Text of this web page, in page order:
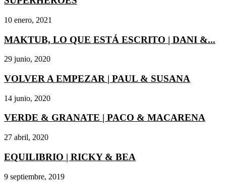
10 enero, 2021
MAKTUB, LO QUE ESTÁ ESCRITO | DANI &...
29 junio, 2020
VOLVER A EMPEZAR | PAUL & SUSANA
14 junio, 2020
VERDE & GRANATE | PACO & MACARENA
27 abril, 2020
EQUILIBRIO | RICKY & BEA
9 septiembre, 2019